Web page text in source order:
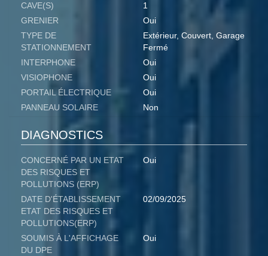
CAVE(S)
1
GRENIER
Oui
TYPE DE
STATIONNEMENT
Extérieur, Couvert, Garage
Fermé
INTERPHONE
Oui
VISIOPHONE
Oui
PORTAIL ÉLECTRIQUE
Oui
PANNEAU SOLAIRE
Non
DIAGNOSTICS
CONCERNÉ PAR UN ETAT
DES RISQUES ET
POLLUTIONS (ERP)
Oui
DATE D'ÉTABLISSEMENT
ETAT DES RISQUES ET
POLLUTIONS(ERP)
02/09/2025
SOUMIS À L'AFFICHAGE
DU DPE
Oui